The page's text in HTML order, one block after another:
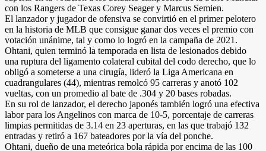
con los Rangers de Texas Corey Seager y Marcus Semien.
El lanzador y jugador de ofensiva se convirtió en el primer pelotero
en la historia de MLB que consigue ganar dos veces el premio con
votación unánime, tal y como lo logró en la campaña de 2021.
Ohtani, quien terminó la temporada en lista de lesionados debido
una ruptura del ligamento colateral cubital del codo derecho, que lo
obligó a someterse a una cirugía, lideró la Liga Americana en
cuadrangulares (44), mientras remolcó 95 carreras y anotó 102
vueltas, con un promedio al bate de .304 y 20 bases robadas.
En su rol de lanzador, el derecho japonés también logró una efectiva
labor para los Angelinos con marca de 10-5, porcentaje de carreras
limpias permitidas de 3.14 en 23 aperturas, en las que trabajó 132
entradas y retiró a 167 bateadores por la vía del ponche.
Ohtani, dueño de una meteórica bola rápida por encima de las 100